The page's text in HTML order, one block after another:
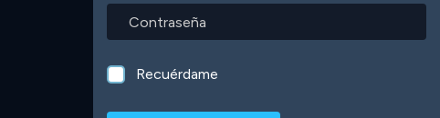
inicio
sesión
o
apodoRecuérdame